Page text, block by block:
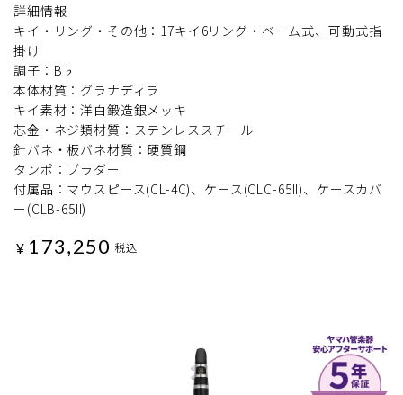
詳細情報
キイ・リング・その他：17キイ6リング・ベーム式、可動式指
掛け
調子：B♭
本体材質：グラナディラ
キイ素材：洋白鍛造銀メッキ
芯金・ネジ類材質：ステンレススチール
針バネ・板バネ材質：硬質鋼
タンポ：ブラダー
付属品：マウスピース(CL-4C)、ケース(CLC-65II)、ケースカバ
ー(CLB-65II)
¥ 173,250 税込